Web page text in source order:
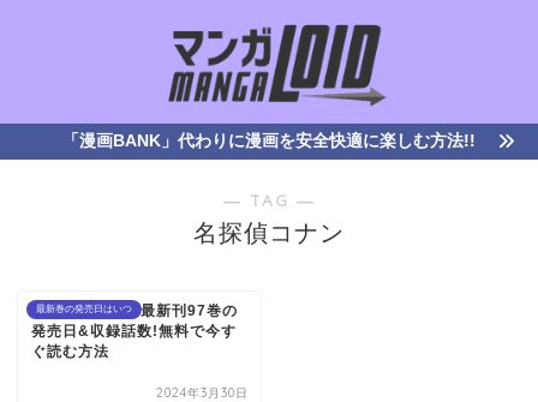
「漫画BANK」代わりに漫画を安全快適に楽しむ方法!!
― TAG ―
名探偵コナン
最新巻の発売日はいつ
名探偵コナン｜最新刊97巻の
発売日&収録話数!無料で今す
ぐ読む方法
2024年3月30日